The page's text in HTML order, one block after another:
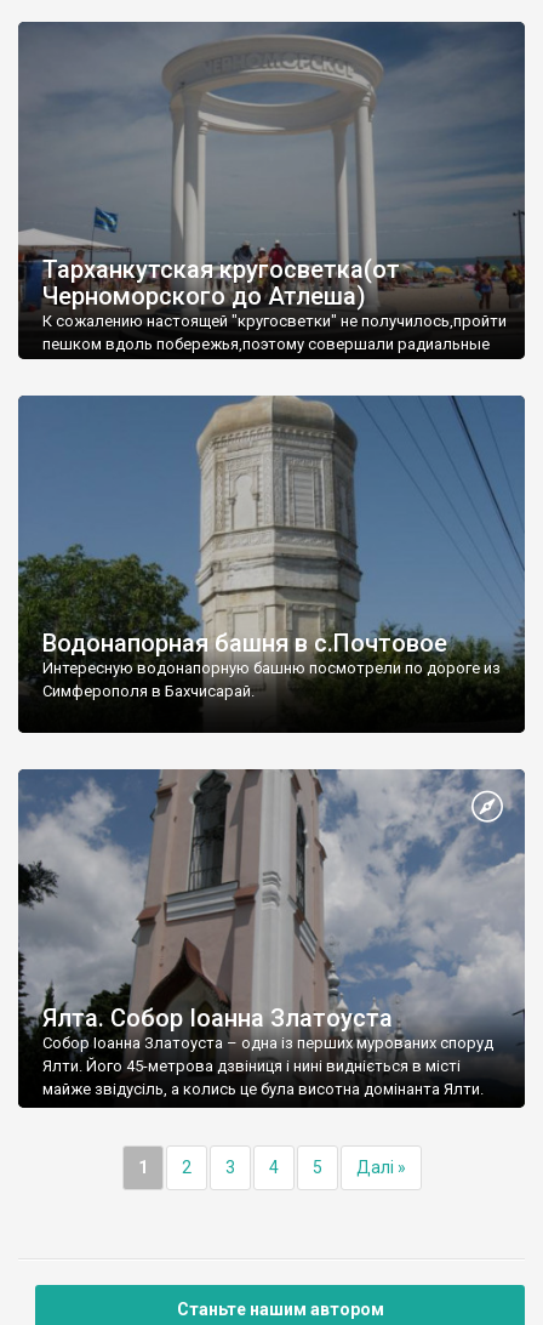
Тарханкутская кругосветка(от
Черноморского до Атлеша)
К сожалению настоящей "кругосветки" не получилось,пройти
пешком вдоль побережья,поэтому совершали радиальные
Водонапорная башня в с.Почтовое
Интересную водонапорную башню посмотрели по дороге из
Симферополя в Бахчисарай.
Ялта. Собор Іоанна Златоуста
Собор Іоанна Златоуста – одна із перших мурованих споруд
Ялти. Його 45-метрова дзвіниця і нині видніється в місті
майже звідусіль, а колись це була висотна домінанта Ялти.
1 2 3 4 5 Далі »
Станьте нашим автором